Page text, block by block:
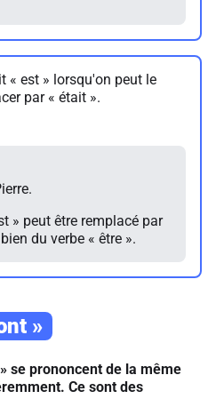
« est » lorsqu'on peut le
par « était ».
» peut être remplacé par
du verbe « être ».
»
se prononcent de la même
Ce sont des